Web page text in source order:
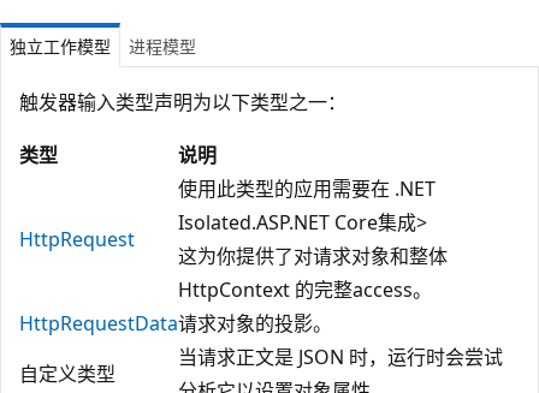
独立工作模型 进程模型
触发器输入类型声明为以下类型之一：
类型
说明
HttpRequest
使用此类型的应用需要在 .NET
Isolated.ASP.NET Core集成>
这为你提供了对请求对象和整体
HttpContext 的完整access。
HttpRequestData请求对象的投影。
自定义类型
当请求正文是 JSON 时，运行时会尝试